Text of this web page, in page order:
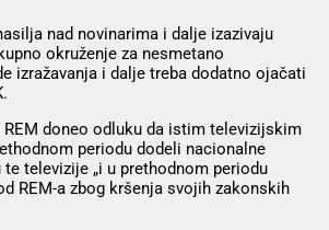
nad novinarima i dalje izazivaju
okruženje za nesmetano
izražavanja i dalje treba dodatno ojačati
doneo odluku da istim televizijskim
periodu dodeli nacionalne
televizije „i u prethodnom periodu
REM-a zbog kršenja svojih zakonskih